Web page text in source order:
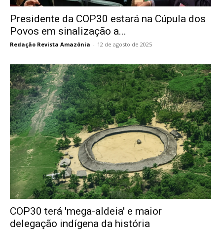
Presidente da COP30 estará na Cúpula dos
Povos em sinalização a...
Redação Revista Amazônia - 12 de agosto de 2025
COP30 terá 'mega-aldeia' e maior
delegação indígena da história